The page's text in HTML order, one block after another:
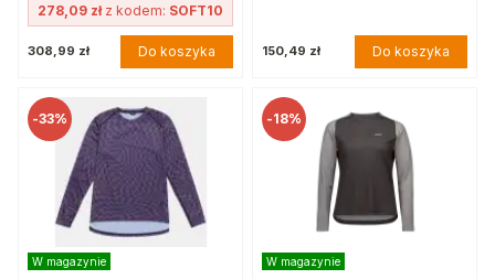
278,09 złz kodem: SOFT10
308,99 zł Do koszyka 150,49 zł Do koszyka
-33%
W magazynie
-18%
W magazynie